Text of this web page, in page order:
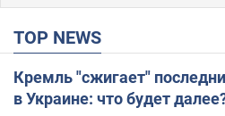
TOP NEWS
Кремль "сжигает"
в Украине: что будет